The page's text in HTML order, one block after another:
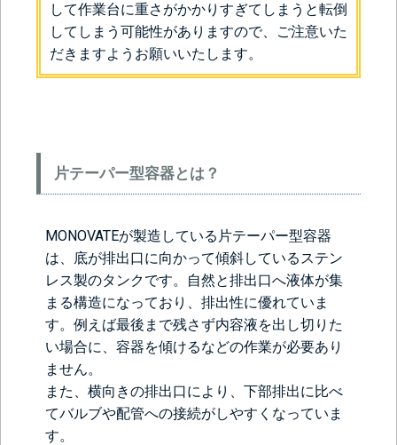
して作業台に重さがかかりすぎてしまうと転倒
してしまう可能性がありますので、ご注意いた
だきますようお願いいたします。
片テーパー型容器とは？
MONOVATEが製造している片テーパー型容器
は、底が排出口に向かって傾斜しているステン
レス製のタンクです。自然と排出口へ液体が集
まる構造になっており、排出性に優れていま
す。例えば最後まで残さず内容液を出し切りた
い場合に、容器を傾けるなどの作業が必要あり
ません。
また、横向きの排出口により、下部排出に比べ
てバルブや配管への接続がしやすくなっていま
す。